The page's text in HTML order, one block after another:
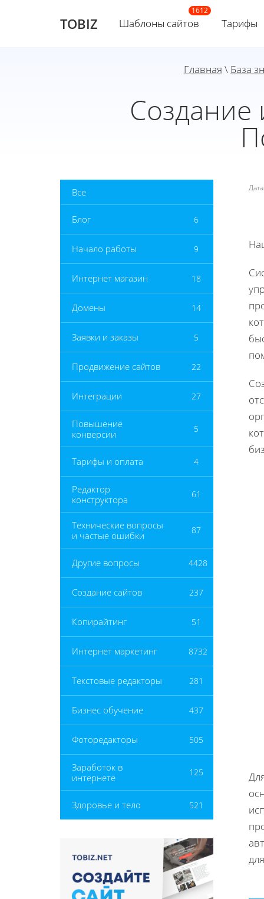
TOBIZ Шаблоны сайтов Тарифы
Главная \ База
Создание
Все
Блог 6
Начало работы 9
Интернет магазин 18
Домены 14
Заявки и заказы 5
Продвижение сайтов 22
Интеграции 27
Повышение
конверсии
5
Тарифы и оплата 4
Редактор
конструктора
61
Технические вопросы
и частые ошибки
87
Другие вопросы 4428
Создание сайтов 237
Копирайтинг 51
Интернет маркетинг 8732
Текстовые редакторы 281
Бизнес обучение 437
Фоторедакторы 505
Заработок в
интернете
125
Здоровье и тело 521